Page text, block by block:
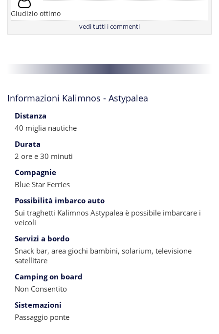
Giudizio ottimo
vedi tutti i commenti
Informazioni Kalimnos - Astypalea
Distanza
40 miglia nautiche
Durata
2 ore e 30 minuti
Compagnie
Blue Star Ferries
Possibilità imbarco auto
Sui traghetti Kalimnos Astypalea è possibile imbarcare i
veicoli
Servizi a bordo
Snack bar, area giochi bambini, solarium, televisione
satellitare
Camping on board
Non Consentito
Sistemazioni
Passaggio ponte